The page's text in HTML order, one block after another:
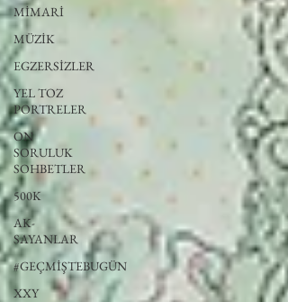
MİMARİ
MÜZİK
EGZERSİZLER
YEL TOZ
PORTRELER
ON
SORULUK
SOHBETLER
500K
AK-
SAYANLAR
#GEÇMİŞTEBUGÜN
XXY